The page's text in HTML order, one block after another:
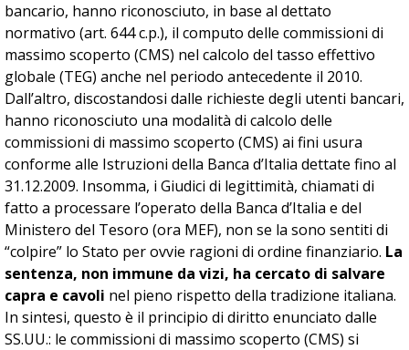
bancario, hanno riconosciuto, in base al dettato
normativo (art. 644 c.p.), il computo delle commissioni di
massimo scoperto (CMS) nel calcolo del tasso effettivo
globale (TEG) anche nel periodo antecedente il 2010.
Dall’altro, discostandosi dalle richieste degli utenti bancari,
hanno riconosciuto una modalità di calcolo delle
commissioni di massimo scoperto (CMS) ai fini usura
conforme alle Istruzioni della Banca d’Italia dettate fino al
31.12.2009. Insomma, i Giudici di legittimità, chiamati di
fatto a processare l’operato della Banca d’Italia e del
Ministero del Tesoro (ora MEF), non se la sono sentiti di
“colpire” lo Stato per ovvie ragioni di ordine finanziario. La
sentenza, non immune da vizi, ha cercato di salvare
capra e cavoli nel pieno rispetto della tradizione italiana.
In sintesi, questo è il principio di diritto enunciato dalle
SS.UU.: le commissioni di massimo scoperto (CMS) si